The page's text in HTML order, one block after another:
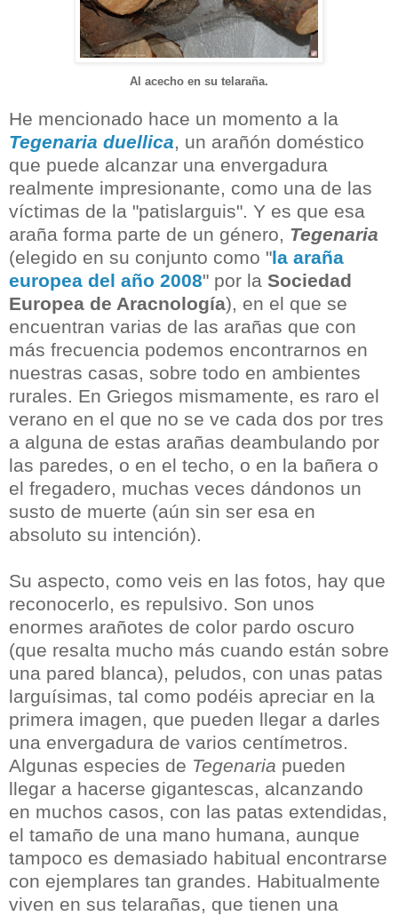
Al acecho en su telaraña.
He mencionado hace un momento a la
Tegenaria duellica, un arañón doméstico
que puede alcanzar una envergadura
realmente impresionante, como una de las
víctimas de la "patislarguis". Y es que esa
araña forma parte de un género, Tegenaria
(elegido en su conjunto como "la araña
europea del año 2008" por la Sociedad
Europea de Aracnología), en el que se
encuentran varias de las arañas que con
más frecuencia podemos encontrarnos en
nuestras casas, sobre todo en ambientes
rurales. En Griegos mismamente, es raro el
verano en el que no se ve cada dos por tres
a alguna de estas arañas deambulando por
las paredes, o en el techo, o en la bañera o
el fregadero, muchas veces dándonos un
susto de muerte (aún sin ser esa en
absoluto su intención).
Su aspecto, como veis en las fotos, hay que
reconocerlo, es repulsivo. Son unos
enormes arañotes de color pardo oscuro
(que resalta mucho más cuando están sobre
una pared blanca), peludos, con unas patas
larguísimas, tal como podéis apreciar en la
primera imagen, que pueden llegar a darles
una envergadura de varios centímetros.
Algunas especies de Tegenaria pueden
llegar a hacerse gigantescas, alcanzando
en muchos casos, con las patas extendidas,
el tamaño de una mano humana, aunque
tampoco es demasiado habitual encontrarse
con ejemplares tan grandes. Habitualmente
viven en sus telarañas, que tienen una